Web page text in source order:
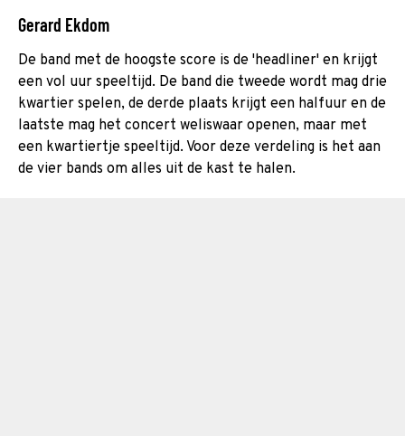
Gerard Ekdom
De band met de hoogste score is de 'headliner' en krijgt
een vol uur speeltijd. De band die tweede wordt mag drie
kwartier spelen, de derde plaats krijgt een halfuur en de
laatste mag het concert weliswaar openen, maar met
een kwartiertje speeltijd. Voor deze verdeling is het aan
de vier bands om alles uit de kast te halen.